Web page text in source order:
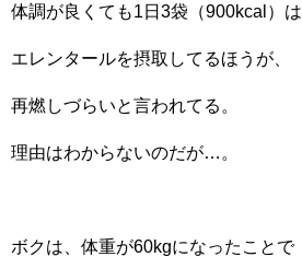
体調が良くても1日3袋（900kcal）は
エレンタールを摂取してるほうが、
再燃しづらいと言われてる。
理由はわからないのだが…。
ボクは、体重が60kgになったことで